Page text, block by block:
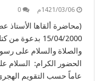
1421/03/06م 0
(محاضرة ألقاها الأستاذ
15/04/2000
والصلاة والسلام على
الحضور الكرام: السلام
عاماً حسب التقويم